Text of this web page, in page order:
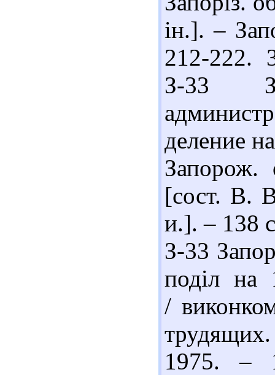
ін.]. –
212-222.
З-33
деление
Запорож.
[сост. В.
и.]. – 138
З-33
поділ на
/
1975. –